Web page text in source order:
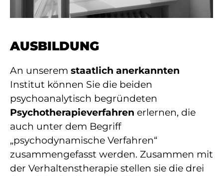
AUSBILDUNG
An unserem staatlich anerkannten
Institut können Sie die beiden
psychoanalytisch begründeten
Psychotherapieverfahren erlernen, die
auch unter dem Begriff
„psychodynamische Verfahren“
zusammengefasst werden. Zusammen mit
der Verhaltenstherapie stellen sie die drei